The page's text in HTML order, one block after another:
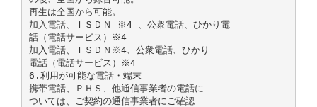
再生は全国から可能。
加入電話、ＩＳＤＮ ※4 、公衆電話、ひかり電
話（電話サービス）※4
加入電話、ＩＳＤＮ※4、公衆電話、ひかり
電話（電話サービス）※4
6.利用が可能な電話・端末
携帯電話、ＰＨＳ、他通信事業者の電話に
ついては、ご契約の通信事業者にご確認